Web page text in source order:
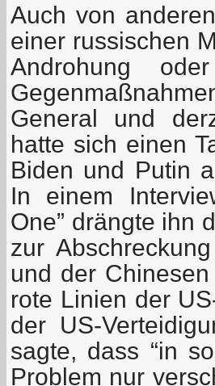
Auch von
einer russischen
Androhung
General und
hatte sich einen
Biden und Putin
In einem
One” drängte ihn
zur
und der
rote Linien der
der US-
sagte, dass “in
Problem nur